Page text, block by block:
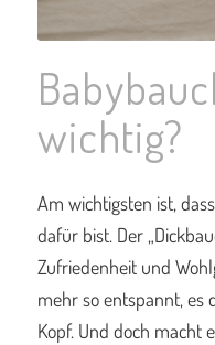
wichtig?
Am wichtigsten ist,
dafür bist. Der
Zufriedenheit und
mehr so entspannt, es
Kopf. Und doch macht